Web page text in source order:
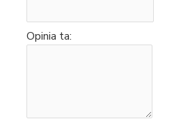
Opinia ta: